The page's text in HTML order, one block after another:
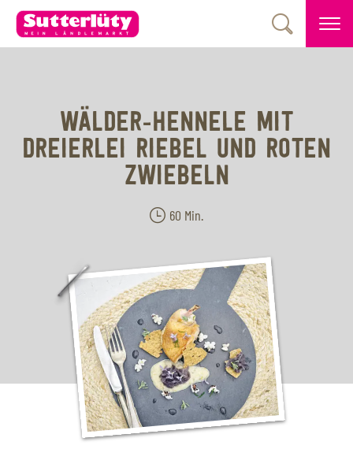
WÄLDER-HENNELE MIT
DREIERLEI RIEBEL UND ROTEN
ZWIEBELN
60 Min.